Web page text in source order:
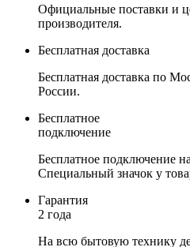
Официальные поставки и
производителя.
Бесплатная доставка
Бесплатная доставка по
России.
Бесплатное
подключение
Бесплатное подключение
Специальный значок у
Гарантия
2 года
На всю бытовую технику